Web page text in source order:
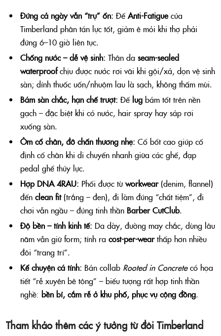
Đứng cả ngày vẫn “trụ” ổn: Đế Anti-Fatiguecủa
Timberland phân tán lực tốt, giảm ê mỏi khi thợ phải
đứng 6–10 giờ liên tục.
Chống nước – dễ vệ sinh: Thân da seam-sealed
waterproofchịu được nước rơi vãi khi gội/xả, dọn vệ sinh
sàn; dính thuốc uốn/nhuộm lau là sạch, không thấm mùi.
Bám sàn chắc, hạn chế trượt: Đế lugbám tốt trên nền
gạch – đặc biệt khi có nước, hair spray hay sáp rơi
xuống sàn.
Ôm cổ chân, đỡ chấn thương nhẹ: Cổ bốt cao giúp cố
định cổ chân khi di chuyển nhanh giữa các ghế, đạp
pedal ghế thủy lực.
Hợp DNA 4RAU: Phối được từworkwear(denim, flannel)
đến clean fit(trắng – đen), đi làm đúng “chất tiệm”, đi
chơi vẫn ngầu – đúng tinh thần Barber CutClub.
Độ bền – tính kinh tế: Da dày, đường may chắc, dùng lâu
năm vẫn giữ form; tính ra cost-per-wearthấp hơn nhiều
đôi “trang trí”.
Kể chuyện cá tính: Bản collab Rooted in Concretecó họa
tiết “rễ xuyên bê tông” – biểu tượng rất hợp tinh thần
nghề: bền bỉ, cắm rễ ở khu phố, phục vụ cộng đồng.
Tham khảo thêm các ý tưởng từ đôi Timberland